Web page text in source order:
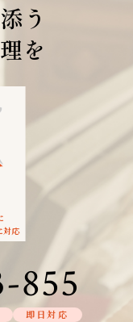
う
を
対応
855
即日対応